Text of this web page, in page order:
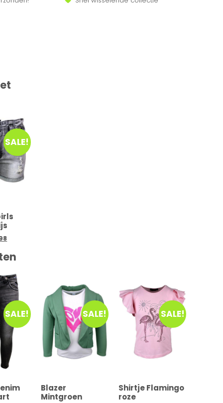
SALE!
SALE! SALE!
Blazer
Mintgroen
SALE!
Shirtje Flamingo
roze